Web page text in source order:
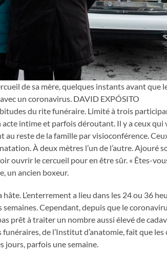
de sa mère, quelques instants avant que
un coronavirus. DAVID EXPÓSITO
du rite funéraire. Limité à trois
intime et parfois déroutant. Il y a ceux qui
reste de la famille par visioconférence.
À deux mètres l’un de l’autre. Ajouré
ouvrir le cercueil pour en être sûr. « Êtes-
un ancien boxeur.
hâte. L’enterrement a lieu dans les 24 ou 36
Cependant, depuis que le
prêt à traiter un nombre aussi élevé de
funéraires, de l’Institut d’anatomie, fait que
jours, parfois une semaine.